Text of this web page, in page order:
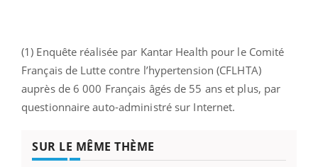
(1) Enquête réalisée par Kantar Health pour le Comité
Français de Lutte contre l’hypertension (CFLHTA)
auprès de 6 000 Français âgés de 55 ans et plus, par
questionnaire auto-administré sur Internet.
SUR LE MÊME THÈME